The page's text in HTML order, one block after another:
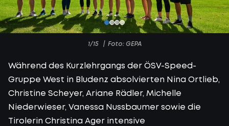
1/15 Foto: GEPA
Während des Kurzlehrgangs der ÖSV-Speed-
Gruppe West in Bludenz absolvierten Nina Ortlieb,
Christine Scheyer, Ariane Rädler, Michelle
Niederwieser, Vanessa Nussbaumer sowie die
Tirolerin Christina Ager intensive